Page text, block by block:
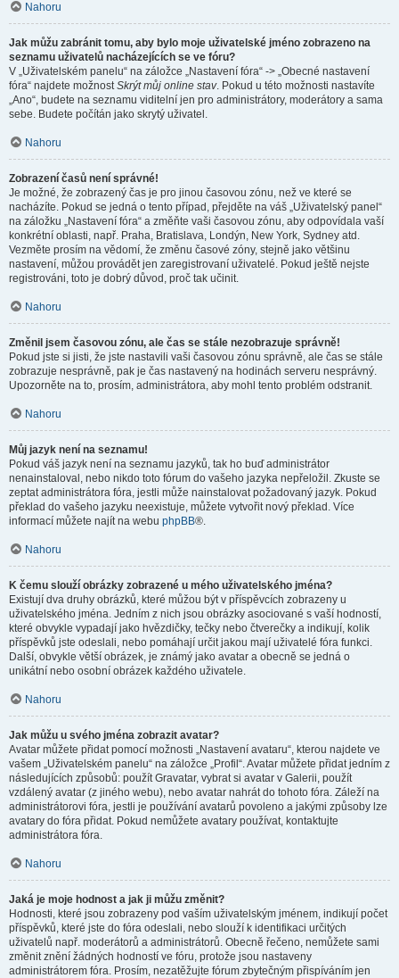
Nahoru
Jak můžu zabránit tomu, aby bylo moje uživatelské jméno zobrazeno na
seznamu uživatelů nacházejících se ve fóru?
V „Uživatelském panelu“ na záložce „Nastavení fóra“ -> „Obecné nastavení
fóra“ najdete možnostSkrýt můj online stav. Pokud u této možnosti nastavíte
„Ano“, budete na seznamu viditelní jen pro administrátory, moderátory a sama
sebe. Budete počítán jako skrytý uživatel.
Nahoru
Zobrazení časů není správné!
Je možné, že zobrazený čas je pro jinou časovou zónu, než ve které se
nacházíte. Pokud se jedná o tento případ, přejděte na váš „Uživatelský panel“
na záložku „Nastavení fóra“ a změňte vaši časovou zónu, aby odpovídala vaší
konkrétní oblasti, např. Praha, Bratislava, Londýn, New York, Sydney atd.
Vezměte prosím na vědomí, že změnu časové zóny, stejně jako většinu
nastavení, můžou provádět jen zaregistrovaní uživatelé. Pokud ještě nejste
registrováni, toto je dobrý důvod, proč tak učinit.
Nahoru
Změnil jsem časovou zónu, ale čas se stále nezobrazuje správně!
Pokud jste si jisti, že jste nastavili vaši časovou zónu správně, ale čas se stále
zobrazuje nesprávně, pak je čas nastavený na hodinách serveru nesprávný.
Upozorněte na to, prosím, administrátora, aby mohl tento problém odstranit.
Nahoru
Můj jazyk není na seznamu!
Pokud váš jazyk není na seznamu jazyků, tak ho buď administrátor
nenainstaloval, nebo nikdo toto fórum do vašeho jazyka nepřeložil. Zkuste se
zeptat administrátora fóra, jestli může nainstalovat požadovaný jazyk. Pokud
překlad do vašeho jazyku neexistuje, můžete vytvořit nový překlad. Více
informací můžete najít na webu phpBB®.
Nahoru
K čemu slouží obrázky zobrazené u mého uživatelského jména?
Existují dva druhy obrázků, které můžou být v příspěvcích zobrazeny u
uživatelského jména. Jedním z nich jsou obrázky asociované s vaší hodností,
které obvykle vypadají jako hvězdičky, tečky nebo čtverečky a indikují, kolik
příspěvků jste odeslali, nebo pomáhají určit jakou mají uživatelé fóra funkci.
Další, obvykle větší obrázek, je známý jako avatar a obecně se jedná o
unikátní nebo osobní obrázek každého uživatele.
Nahoru
Jak můžu u svého jména zobrazit avatar?
Avatar můžete přidat pomocí možnosti „Nastavení avataru“, kterou najdete ve
vašem „Uživatelském panelu“ na záložce „Profil“. Avatar můžete přidat jedním z
následujících způsobů: použít Gravatar, vybrat si avatar v Galerii, použít
vzdálený avatar (z jiného webu), nebo avatar nahrát do tohoto fóra. Záleží na
administrátorovi fóra, jestli je používání avatarů povoleno a jakými způsoby lze
avatary do fóra přidat. Pokud nemůžete avatary používat, kontaktujte
administrátora fóra.
Nahoru
Jaká je moje hodnost a jak ji můžu změnit?
Hodnosti, které jsou zobrazeny pod vaším uživatelským jménem, indikují počet
příspěvků, které jste do fóra odeslali, nebo slouží k identifikaci určitých
uživatelů např. moderátorů a administrátorů. Obecně řečeno, nemůžete sami
změnit znění žádných hodností ve fóru, protože jsou nastaveny
administrátorem fóra. Prosím, nezatěžujte fórum zbytečným přispíváním jen